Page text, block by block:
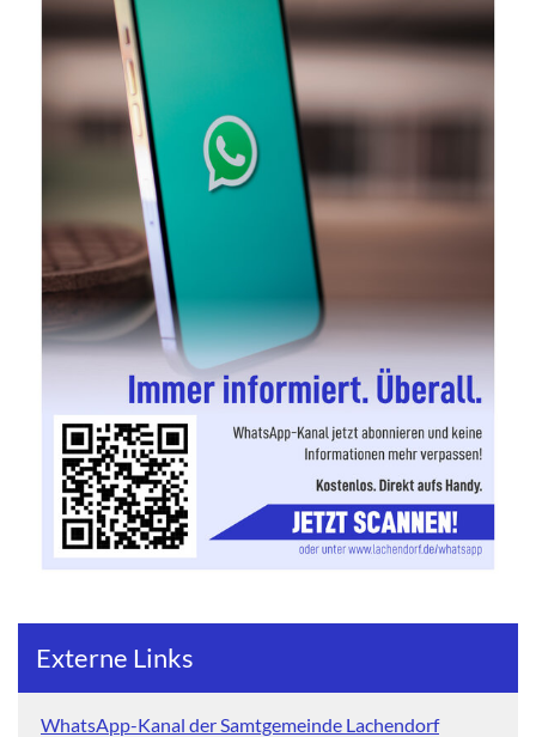
Externe Links
WhatsApp-Kanal der Samtgemeinde Lachendorf